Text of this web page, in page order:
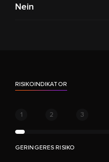
Nein
RISIKOINDIKATOR
1 2 3
GERINGERES RISIKO